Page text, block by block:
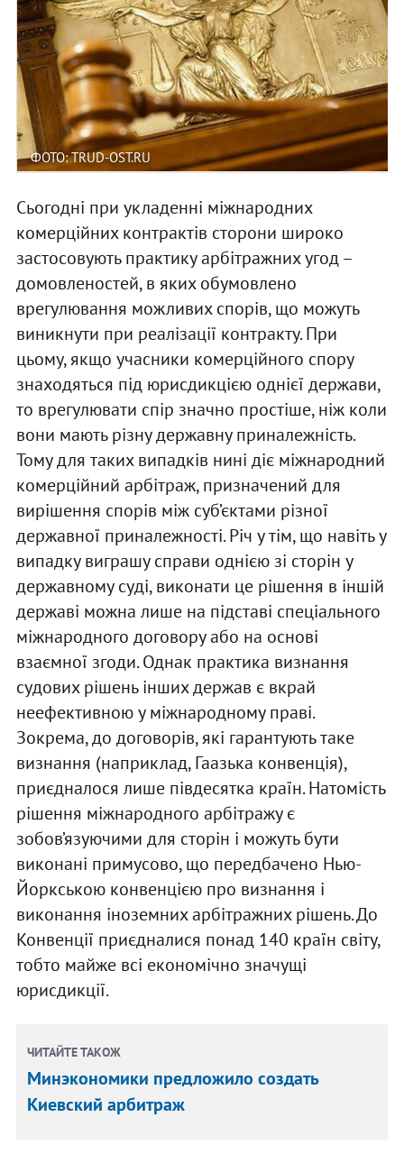
ФОТО: TRUD-OST.RU
Сьогодні при укладенні міжнародних
комерційних контрактів сторони широко
застосовують практику арбітражних угод –
домовленостей, в яких обумовлено
врегулювання можливих спорів, що можуть
виникнути при реалізації контракту. При
цьому, якщо учасники комерційного спору
знаходяться під юрисдикцією однієї держави,
то врегулювати спір значно простіше, ніж коли
вони мають різну державну приналежність.
Тому для таких випадків нині діє міжнародний
комерційний арбітраж, призначений для
вирішення спорів між суб’єктами різної
державної приналежності. Річ у тім, що навіть у
випадку виграшу справи однією зі сторін у
державному суді, виконати це рішення в іншій
державі можна лише на підставі спеціального
міжнародного договору або на основі
взаємної згоди. Однак практика визнання
судових рішень інших держав є вкрай
неефективною у міжнародному праві.
Зокрема, до договорів, які гарантують таке
визнання (наприклад, Гаазька конвенція),
приєдналося лише півдесятка країн. Натомість
рішення міжнародного арбітражу є
зобов’язуючими для сторін і можуть бути
виконані примусово, що передбачено Нью-
Йоркською конвенцією про визнання і
виконання іноземних арбітражних рішень. До
Конвенції приєдналися понад 140 країн світу,
тобто майже всі економічно значущі
юрисдикції.
ЧИТАЙТЕ ТАКОЖ
Минэкономики предложило создать
Киевский арбитраж